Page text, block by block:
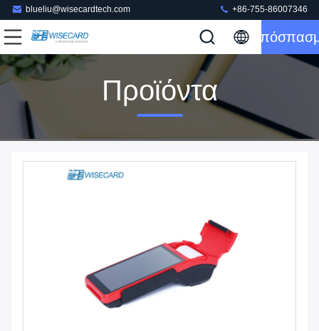
blueliu@wisecardtech.com +86-755-86007346
Προϊόντα